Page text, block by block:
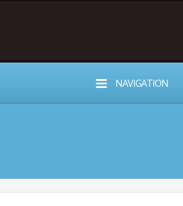
NAVIGATION